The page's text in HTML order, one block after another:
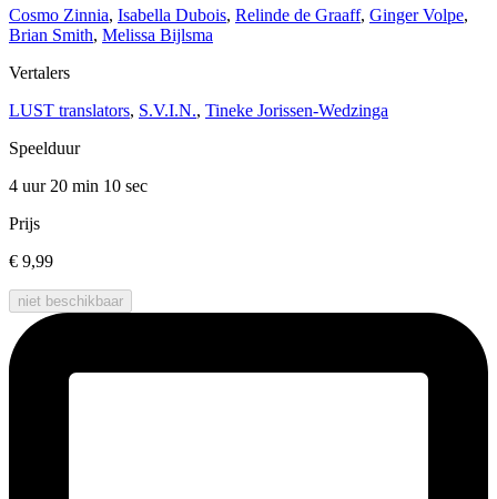
Cosmo Zinnia, Isabella Dubois, Relinde de Graaff, Ginger Volpe,
Brian Smith, Melissa Bijlsma
Vertalers
LUST translators, S.V.I.N., Tineke Jorissen-Wedzinga
Speelduur
4 uur 20 min 10 sec
Prijs
€ 9,99
niet beschikbaar